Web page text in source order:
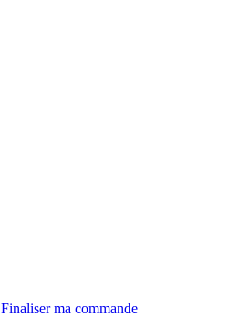
Finaliser ma commande